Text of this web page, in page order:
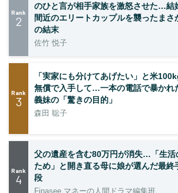
Rank
2
のひと言が相手家族を激怒させた…結
間近のエリートカップルを襲ったまさ
の結末
佐竹 悦子
Rank
3
「実家にも分けてあげたい」と米
無償で入手して…一本の電話で暴かれ
義妹の「驚きの目的」
森田 聡子
Rank
4
父の遺産を含む80万円が消失…「生活
ため」と開き直る母に娘が選んだ最終
段
Finasee マネーの人間ドラマ編集班